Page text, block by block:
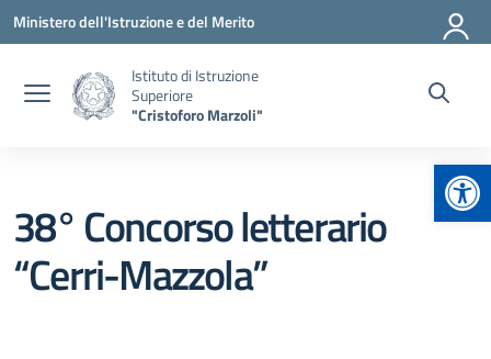
Vai ai contenuti
Vai al menu di navigazione
Vai al footer
Ministero dell'Istruzione e del Merito
Istituto di Istruzione
Superiore
"Cristoforo Marzoli"
38° Concorso letterario
“Cerri-Mazzola”